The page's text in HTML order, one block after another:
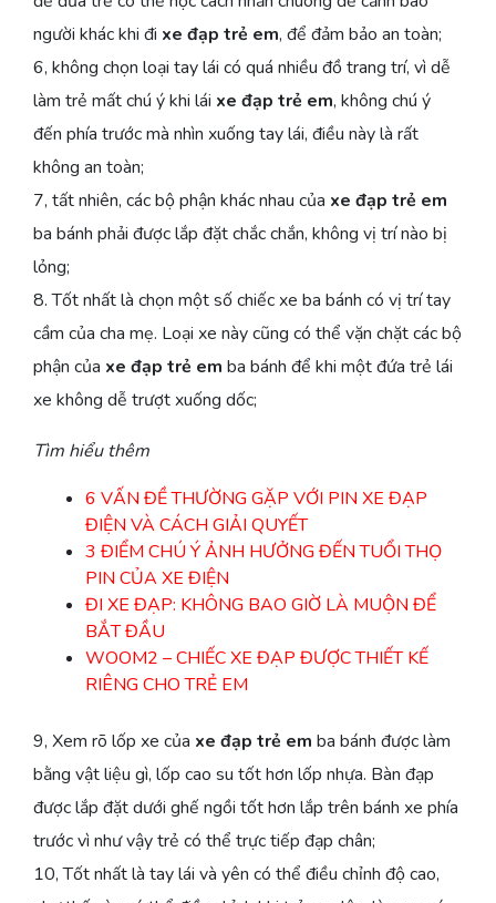
người khác khi đi xe đạp trẻ em, để đảm bảo an toàn;
6, không chọn loại tay lái có quá nhiều đồ trang trí, vì dễ
làm trẻ mất chú ý khi lái xe đạp trẻ em, không chú ý
đến phía trước mà nhìn xuống tay lái, điều này là rất
không an toàn;
7, tất nhiên, các bộ phận khác nhau của xe đạp trẻ em
ba bánh phải được lắp đặt chắc chắn, không vị trí nào bị
lỏng;
8. Tốt nhất là chọn một số chiếc xe ba bánh có vị trí tay
cầm của cha mẹ. Loại xe này cũng có thể vặn chặt các bộ
phận của xe đạp trẻ em ba bánh để khi một đứa trẻ lái
xe không dễ trượt xuống dốc;
Tìm hiểu thêm
6 VẤN ĐỀ THƯỜNG GẶP VỚI PIN XE ĐẠP
ĐIỆN VÀ CÁCH GIẢI QUYẾT
3 ĐIỂM CHÚ Ý ẢNH HƯỞNG ĐẾN TUỔI THỌ
PIN CỦA XE ĐIỆN
ĐI XE ĐẠP: KHÔNG BAO GIỜ LÀ MUỘN ĐỂ
BẮT ĐẦU
WOOM2 – CHIẾC XE ĐẠP ĐƯỢC THIẾT KẾ
RIÊNG CHO TRẺ EM
9, Xem rõ lốp xe của xe đạp trẻ em ba bánh được làm
bằng vật liệu gì, lốp cao su tốt hơn lốp nhựa. Bàn đạp
được lắp đặt dưới ghế ngồi tốt hơn lắp trên bánh xe phía
trước vì như vậy trẻ có thể trực tiếp đạp chân;
10, Tốt nhất là tay lái và yên có thể điều chỉnh độ cao,